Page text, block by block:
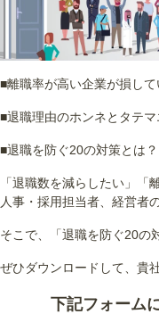
■離職率が高い企業が損して
■退職理由のホンネとタテマ
■退職を防ぐ20の対策とは？
「退職数を減らしたい」
人事・採用担当者、経営者
そこで、「退職を防ぐ20の
ぜひダウンロードして、貴
下記フォーム